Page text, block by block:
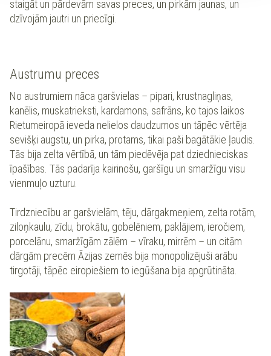
staigāt un pārdevām savas preces, un pirkām jaunas, un
dzīvojām jautri un priecīgi.
Austrumu preces
No austrumiem nāca garšvielas – pipari, krustnagliņas,
kanēlis, muskatrieksti, kardamons, safrāns, ko tajos laikos
Rietumeiropā ieveda nelielos daudzumos un tāpēc vērtēja
sevišķi augstu, un pirka, protams, tikai paši bagātākie ļaudis.
Tās bija zelta vērtībā, un tām piedēvēja pat dziednieciskas
īpašības. Tās padarīja kairinošu, garšīgu un smaržīgu visu
vienmuļo uzturu.
Tirdzniecību ar garšvielām, tēju, dārgakmeņiem, zelta rotām,
ziloņkaulu, zīdu, brokātu, gobelēniem, paklājiem, ieročiem,
porcelānu, smaržīgām zālēm – vīraku, mirrēm – un citām
dārgām precēm Āzijas zemēs bija monopolizējuši arābu
tirgotāji, tāpēc eiropiešiem to iegūšana bija apgrūtināta.